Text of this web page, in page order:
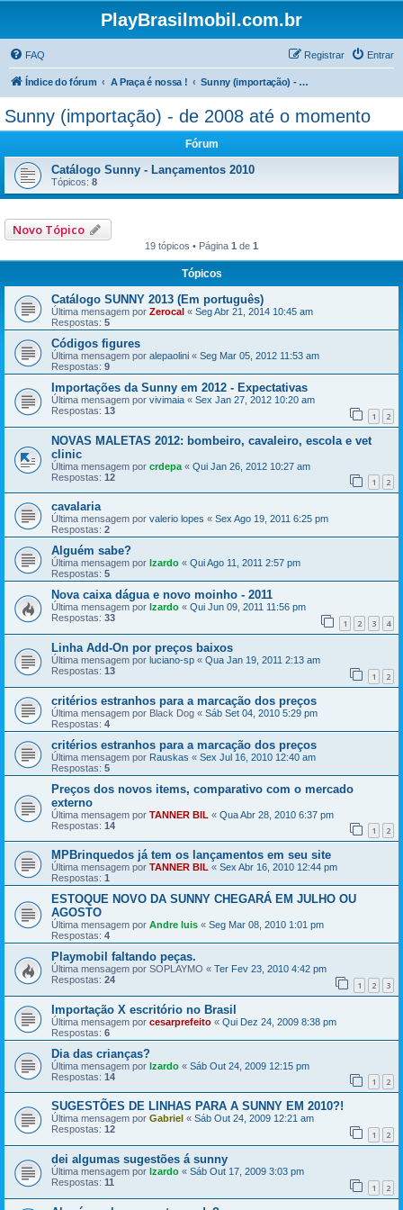
PlayBrasilmobil.com.br
FAQ Entrar
Registrar
Índice do fórum A Praça é nossa ! Sunny (importação) - de 2008 até o momento
Sunny (importação) - de 2008 até o momento
Fórum
Catálogo Sunny - Lançamentos 2010
Tópicos: 8
Novo Tópico
19 tópicos • Página 1 de 1
Tópicos
Catálogo SUNNY 2013 (Em português)
Última mensagem por Zerocal « Seg Abr 21, 2014 10:45 am
Respostas: 5
Códigos figures
Última mensagem por alepaolini « Seg Mar 05, 2012 11:53 am
Respostas: 9
Importações da Sunny em 2012 - Expectativas
Última mensagem por vivimaia « Sex Jan 27, 2012 10:20 am
Respostas: 13 1 2
NOVAS MALETAS 2012: bombeiro, cavaleiro, escola e vet
clinic
Última mensagem por crdepa « Qui Jan 26, 2012 10:27 am
Respostas: 12 1 2
cavalaria
Última mensagem por valerio lopes « Sex Ago 19, 2011 6:25 pm
Respostas: 2
Alguém sabe?
Última mensagem por lzardo « Qui Ago 11, 2011 2:57 pm
Respostas: 5
Nova caixa dágua e novo moinho - 2011
Última mensagem por lzardo « Qui Jun 09, 2011 11:56 pm
Respostas: 33 1 2 3 4
Linha Add-On por preços baixos
Última mensagem por luciano-sp « Qua Jan 19, 2011 2:13 am
Respostas: 13 1 2
critérios estranhos para a marcação dos preços
Última mensagem por Black Dog « Sáb Set 04, 2010 5:29 pm
Respostas: 4
critérios estranhos para a marcação dos preços
Última mensagem por Rauskas « Sex Jul 16, 2010 12:40 am
Respostas: 5
Preços dos novos items, comparativo com o mercado
externo
Última mensagem por TANNER BIL « Qua Abr 28, 2010 6:37 pm
Respostas: 14 1 2
MPBrinquedos já tem os lançamentos em seu site
Última mensagem por TANNER BIL « Sex Abr 16, 2010 12:44 pm
Respostas: 1
ESTOQUE NOVO DA SUNNY CHEGARÁ EM JULHO OU
AGOSTO
Última mensagem por Andre luis « Seg Mar 08, 2010 1:01 pm
Respostas: 4
Playmobil faltando peças.
Última mensagem por SOPLAYMO « Ter Fev 23, 2010 4:42 pm
Respostas: 24 1 2 3
Importação X escritório no Brasil
Última mensagem por cesarprefeito « Qui Dez 24, 2009 8:38 pm
Respostas: 6
Dia das crianças?
Última mensagem por lzardo « Sáb Out 24, 2009 12:15 pm
Respostas: 14 1 2
SUGESTÕES DE LINHAS PARA A SUNNY EM 2010?!
Última mensagem por Gabriel « Sáb Out 24, 2009 12:21 am
Respostas: 12 1 2
dei algumas sugestões á sunny
Última mensagem por lzardo « Sáb Out 17, 2009 3:03 pm
Respostas: 11 1 2